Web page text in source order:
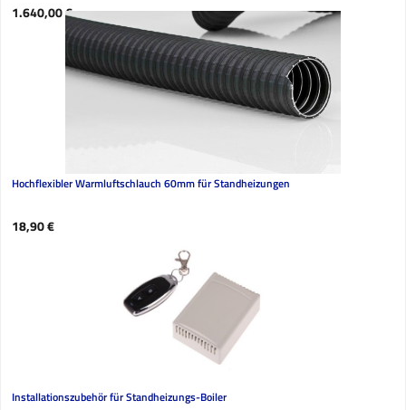
Regulärer Preis:
1.640,00 €
Hochflexibler Warmluftschlauch 60mm für Standheizungen
Regulärer Preis:
18,90 €
Installationszubehör für Standheizungs-Boiler